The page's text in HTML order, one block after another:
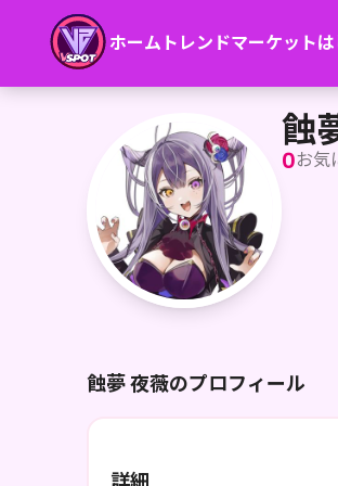
ホーム トレンドマーケット
蝕夢 夜薇
蝕
0お気
蝕夢 夜薇のプロフィール